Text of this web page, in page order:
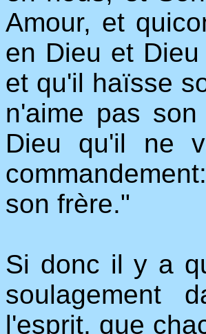
Amour, et
en Dieu et
et qu'il haïsse
n'aime pas
Dieu qu'il ne
son frère."
Si donc il y a
soulagement
l'esprit, que